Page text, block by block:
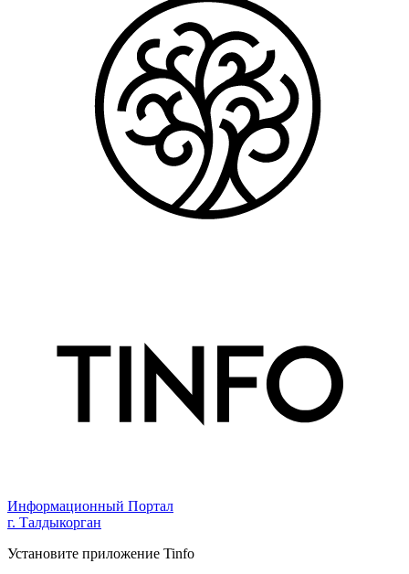
Информационный Портал
г. Талдыкорган
Установите приложение Tinfo